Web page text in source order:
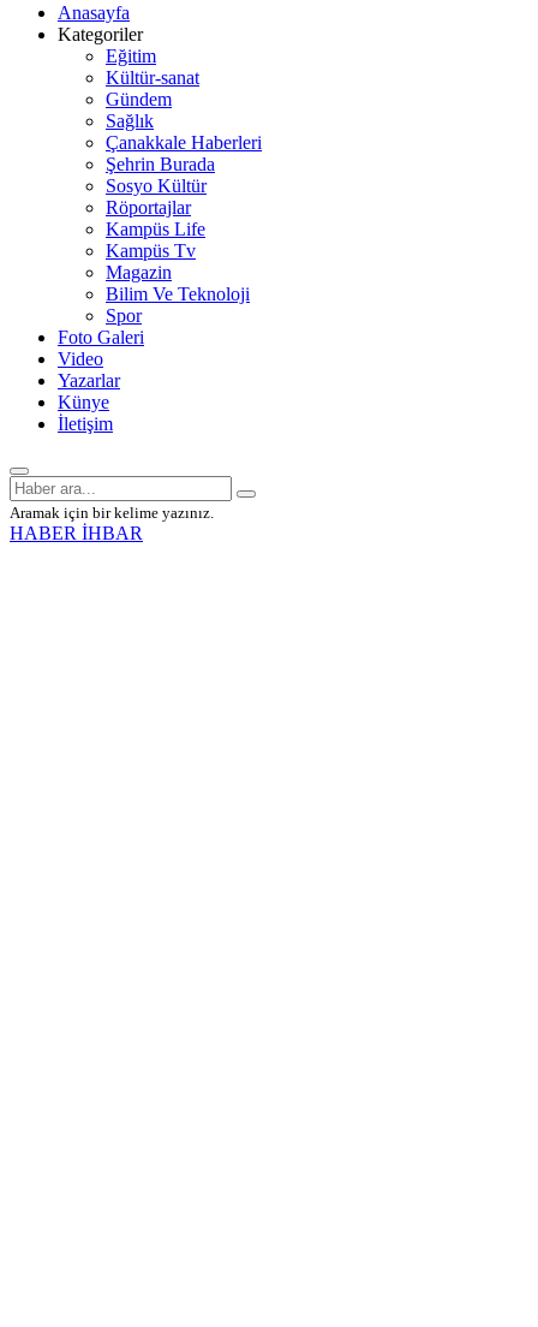
Anasayfa
Kategoriler
Eğitim
Kültür-sanat
Gündem
Sağlık
Çanakkale Haberleri
Şehrin Burada
Sosyo Kültür
Röportajlar
Kampüs Life
Kampüs Tv
Magazin
Bilim Ve Teknoloji
Spor
Foto Galeri
Video
Yazarlar
Künye
İletişim
Aramak için bir kelime yazınız.
HABER İHBAR